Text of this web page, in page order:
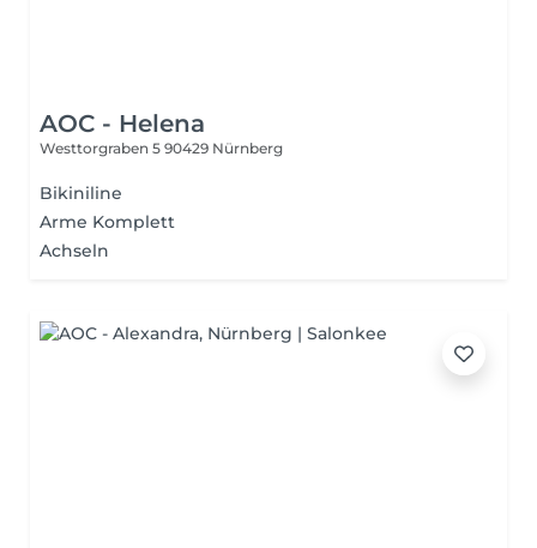
AOC - Helena
Westtorgraben 5 90429 Nürnberg
Bikiniline
Arme Komplett
Achseln